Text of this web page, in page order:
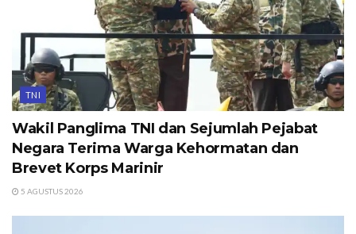
TNI
Wakil Panglima TNI dan Sejumlah Pejabat
Negara Terima Warga Kehormatan dan
Brevet Korps Marinir
5 AGUSTUS 2026